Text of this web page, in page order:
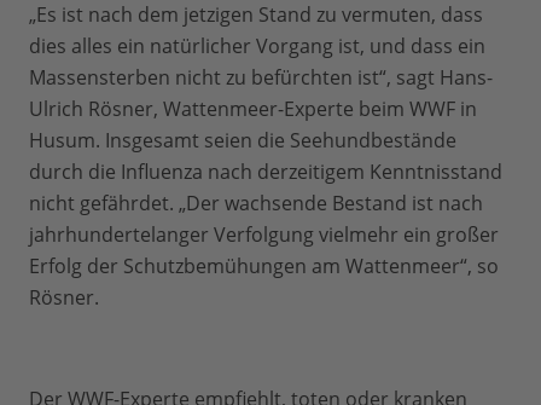
„Es ist nach dem jetzigen Stand zu vermuten, dass
dies alles ein natürlicher Vorgang ist, und dass ein
Massensterben nicht zu befürchten ist“, sagt Hans-
Ulrich Rösner, Wattenmeer-Experte beim WWF in
Husum. Insgesamt seien die Seehundbestände
durch die Influenza nach derzeitigem Kenntnisstand
nicht gefährdet. „Der wachsende Bestand ist nach
jahrhundertelanger Verfolgung vielmehr ein großer
Erfolg der Schutzbemühungen am Wattenmeer“, so
Rösner.
Der WWF-Experte empfiehlt, toten oder kranken